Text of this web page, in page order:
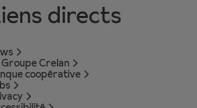
directs
Groupe Crelan
coopérative